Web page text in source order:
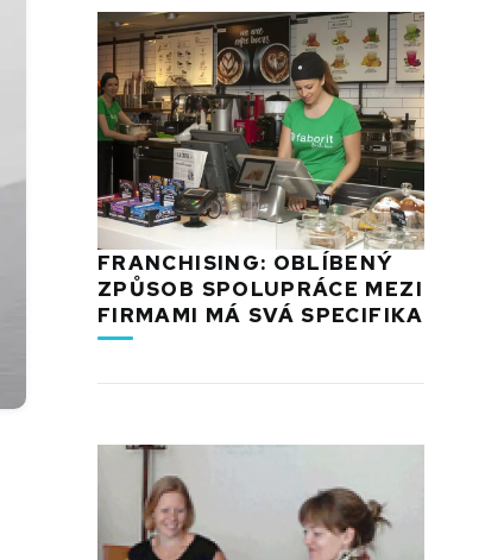
FRANCHISING: OBLÍBENÝ
ZPŮSOB SPOLUPRÁCE MEZI
FIRMAMI MÁ SVÁ SPECIFIKA